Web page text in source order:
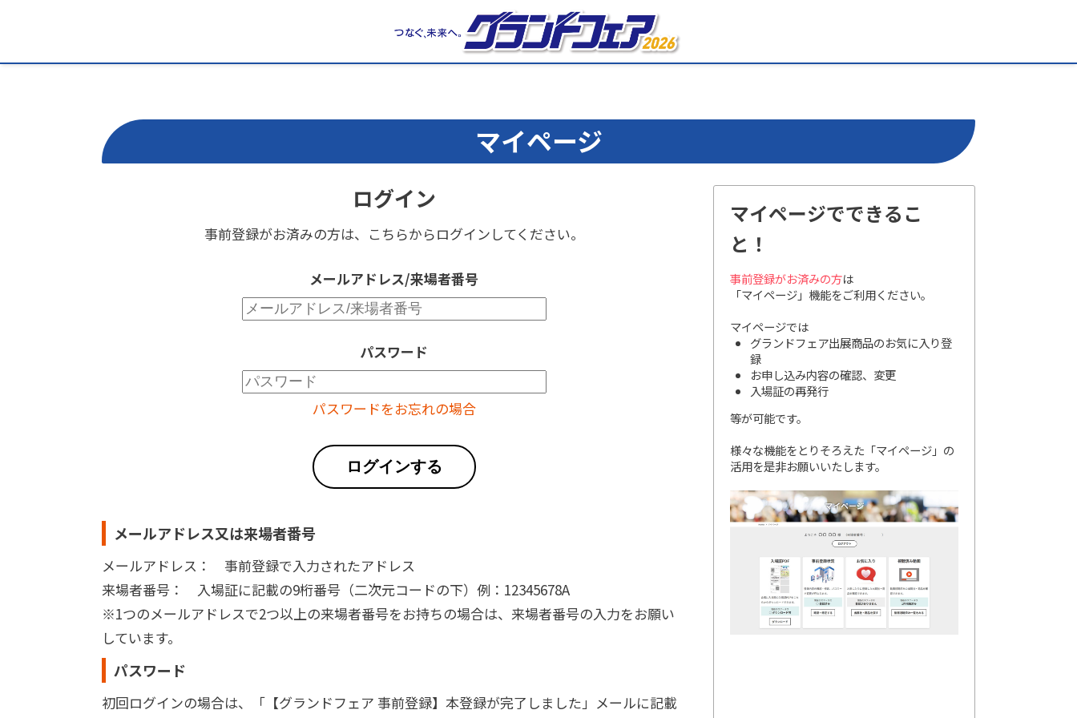
マイページ
ログイン
事前登録がお済みの方は、 こちらからログインしてください。
メールアドレス/来場者番号
パスワード
パスワードをお忘れの場合
ログインする
メールアドレス又は来場者番号
メールアドレス： 事前登録で入力されたアドレス
来場者番号： 入場証に記載の9桁番号（二次元コードの下）例：12345678A
※1つのメールアドレスで2つ以上の来場者番号をお持ちの場合は、来場者番号の入力をお願い
しています。
パスワード
初回ログインの場合は、「【グランドフェア 事前登録】本登録が完了しました」メールに記載
マイページでできるこ
と！
事前登録がお済みの方は
「マイページ」機能をご利用ください。
マイページでは
グランドフェア出展商品のお気に入り登
録
お申し込み内容の確認、変更
入場証の再発行
等が可能です。
様々な機能をとりそろえた「マイページ」の
活用を是非お願いいたします。